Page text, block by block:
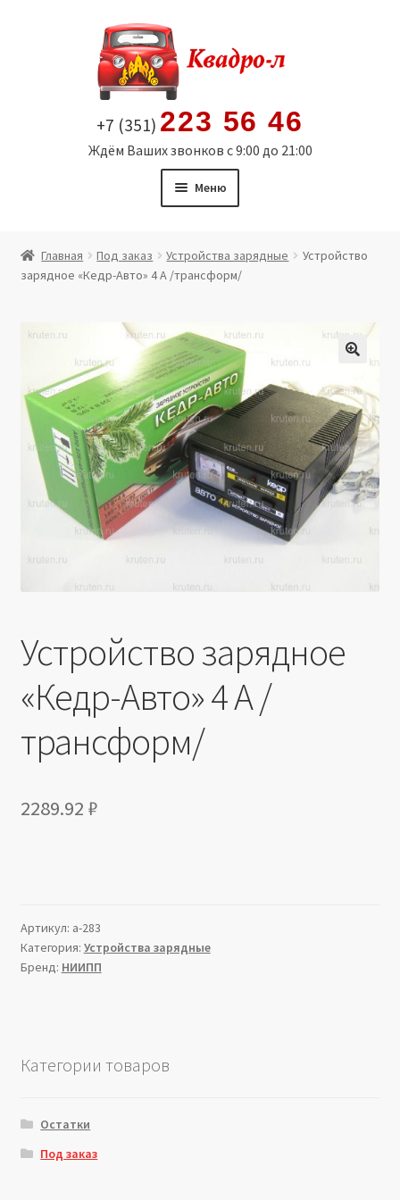
содержимому
+7 (351) 223 56 46
Ждём Ваших звонков с 9:00 до 21:00
Меню
Витрина
Политика в отношении обработки персональных
данных
Производители
Юридические данные
Главная Под заказ Устройства зарядные
Устройство
зарядное «Кедр-Авто» 4 А /трансформ/
Устройство зарядное
«Кедр-Авто» 4 А /
трансформ/
2289.92 ₽
Артикул: a-283
Категория: Устройства зарядные
Бренд: НИИПП
Категории товаров
Остатки
Под заказ